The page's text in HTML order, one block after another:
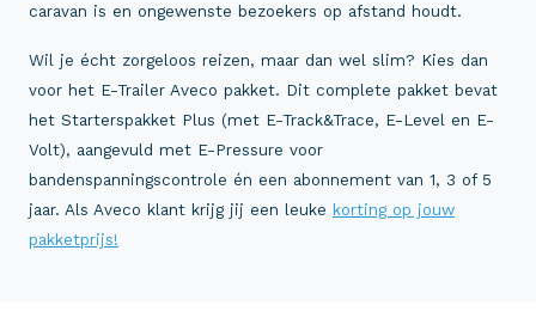
caravan is en ongewenste bezoekers op afstand houdt.
Wil je écht zorgeloos reizen, maar dan wel slim? Kies dan
voor het E-Trailer Aveco pakket. Dit complete pakket bevat
het Starterspakket Plus (met E-Track&Trace, E-Level en E-
Volt), aangevuld met E-Pressure voor
bandenspanningscontrole én een abonnement van 1, 3 of 5
jaar. Als Aveco klant krijg jij een leuke korting op jouw
pakketprijs!